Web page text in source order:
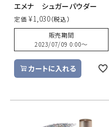
エメナ シュガーパウダー
定価 ¥1,030
販売期間
2023/07/09 0:00〜
カートに入れる